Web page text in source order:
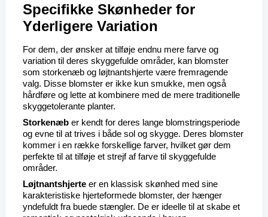
Specifikke Skønheder for
Yderligere Variation
For dem, der ønsker at tilføje endnu mere farve og
variation til deres skyggefulde områder, kan blomster
som storkenæb og løjtnantshjerte være fremragende
valg. Disse blomster er ikke kun smukke, men også
hårdføre og lette at kombinere med de mere traditionelle
skyggetolerante planter.
Storkenæb er kendt for deres lange blomstringsperiode
og evne til at trives i både sol og skygge. Deres blomster
kommer i en række forskellige farver, hvilket gør dem
perfekte til at tilføje et strejf af farve til skyggefulde
områder.
Løjtnantshjerte er en klassisk skønhed med sine
karakteristiske hjerteformede blomster, der hænger
yndefuldt fra buede stængler. De er ideelle til at skabe et